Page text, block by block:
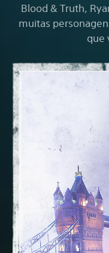
Blood & Truth,
muitas
que